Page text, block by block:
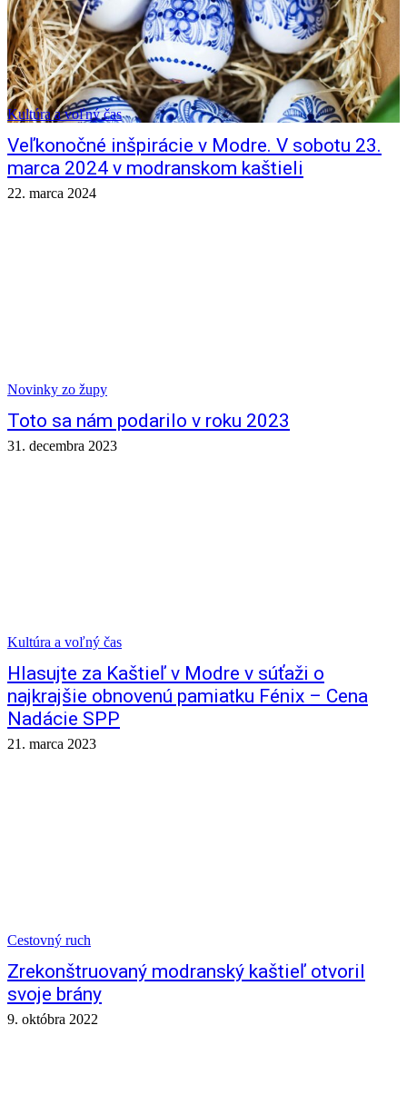
Kultúra a voľný čas
Veľkonočné inšpirácie v Modre. V sobotu 23.
marca 2024 v modranskom kaštieli
22. marca 2024
Novinky zo župy
Toto sa nám podarilo v roku 2023
31. decembra 2023
Kultúra a voľný čas
Hlasujte za Kaštieľ v Modre v súťaži o
najkrajšie obnovenú pamiatku Fénix – Cena
Nadácie SPP
21. marca 2023
Cestovný ruch
Zrekonštruovaný modranský kaštieľ otvoril
svoje brány
9. októbra 2022